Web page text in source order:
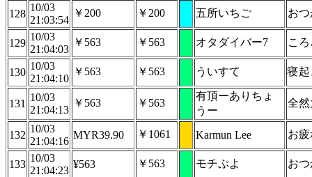
128
10/03
21:03:54
￥200 ￥200 五所いちご お
129
10/03
21:04:03
￥563 ￥563 オタダイバー7 こ
130
10/03
21:04:10
￥563 ￥563 ういすて 寝
131
10/03
21:04:13
￥563 ￥563
有頂ーありちょ
うー
全
132
10/03
21:04:16
MYR39.90 ￥1061 Karmun Lee お疲
133
10/03
21:04:23
¥563 ￥563 モチぷよ お